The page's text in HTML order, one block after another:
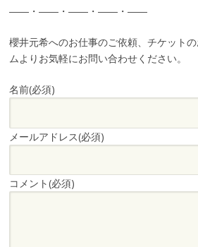
――・――・――・――・――
櫻井元希へのお仕事のご依頼、チケット
ムよりお気軽にお問い合わせください。
名前(必須)
メールアドレス(必須)
コメント(必須)